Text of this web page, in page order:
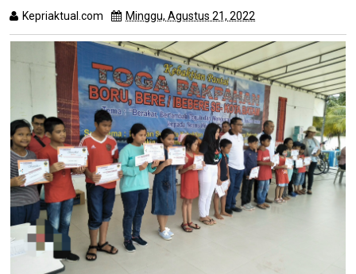
Kepriaktual.com Minggu, Agustus 21, 2022